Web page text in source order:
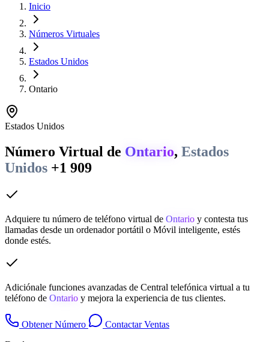
Inicio
Números Virtuales
Estados Unidos
Ontario
Estados Unidos
Número Virtual de Ontario, Estados
Unidos +1 909
Adquiere tu número de teléfono virtual de Ontario y contesta tus
llamadas desde un ordenador portátil o Móvil inteligente, estés
donde estés.
Adiciónale funciones avanzadas de Central telefónica virtual a tu
teléfono de Ontario y mejora la experiencia de tus clientes.
Obtener Número
Contactar Ventas